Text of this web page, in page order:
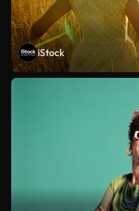
iStock